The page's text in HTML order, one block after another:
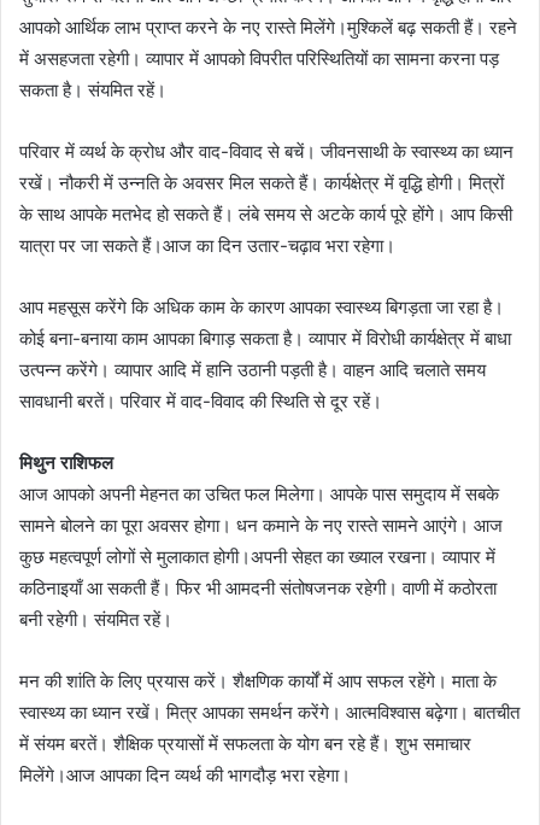
आपको आर्थिक लाभ प्राप्त करने के नए रास्ते मिलेंगे।मुश्किलें बढ़ सकती हैं। रहने
में असहजता रहेगी। व्यापार में आपको विपरीत परिस्थितियों का सामना करना पड़
सकता है। संयमित रहें।
परिवार में व्यर्थ के क्रोध और वाद-विवाद से बचें। जीवनसाथी के स्वास्थ्य का ध्यान
रखें। नौकरी में उन्नति के अवसर मिल सकते हैं। कार्यक्षेत्र में वृद्धि होगी। मित्रों
के साथ आपके मतभेद हो सकते हैं। लंबे समय से अटके कार्य पूरे होंगे। आप किसी
यात्रा पर जा सकते हैं।आज का दिन उतार-चढ़ाव भरा रहेगा।
आप महसूस करेंगे कि अधिक काम के कारण आपका स्वास्थ्य बिगड़ता जा रहा है।
कोई बना-बनाया काम आपका बिगाड़ सकता है। व्यापार में विरोधी कार्यक्षेत्र में बाधा
उत्पन्न करेंगे। व्यापार आदि में हानि उठानी पड़ती है। वाहन आदि चलाते समय
सावधानी बरतें। परिवार में वाद-विवाद की स्थिति से दूर रहें।
मिथुन राशिफल
आज आपको अपनी मेहनत का उचित फल मिलेगा। आपके पास समुदाय में सबके
सामने बोलने का पूरा अवसर होगा। धन कमाने के नए रास्ते सामने आएंगे। आज
कुछ महत्वपूर्ण लोगों से मुलाकात होगी।अपनी सेहत का ख्याल रखना। व्यापार में
कठिनाइयाँ आ सकती हैं। फिर भी आमदनी संतोषजनक रहेगी। वाणी में कठोरता
बनी रहेगी। संयमित रहें।
मन की शांति के लिए प्रयास करें। शैक्षणिक कार्यों में आप सफल रहेंगे। माता के
स्वास्थ्य का ध्यान रखें। मित्र आपका समर्थन करेंगे। आत्मविश्वास बढ़ेगा। बातचीत
में संयम बरतें। शैक्षिक प्रयासों में सफलता के योग बन रहे हैं। शुभ समाचार
मिलेंगे।आज आपका दिन व्यर्थ की भागदौड़ भरा रहेगा।